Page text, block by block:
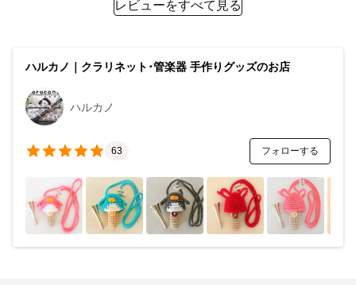
レビューをすべて見る
ハルカノ｜クラリネット･管楽器 手作りグッズのお店
ハルカノ
63 フォローする